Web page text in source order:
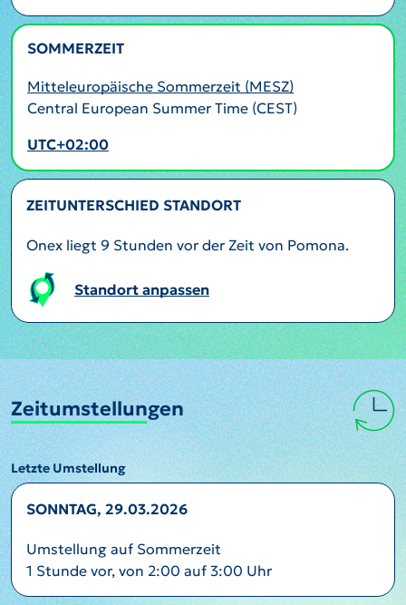
SOMMERZEIT
Mitteleuropäische Sommerzeit (MESZ)
Central European Summer Time (CEST)
UTC+02:00
ZEITUNTERSCHIED STANDORT
Onex liegt 9 Stunden vor der Zeit von Pomona.
Standort anpassen
Zeitumstellungen
Letzte Umstellung
SONNTAG, 29.03.2026
Umstellung auf Sommerzeit
1 Stunde vor, von 2:00 auf 3:00 Uhr